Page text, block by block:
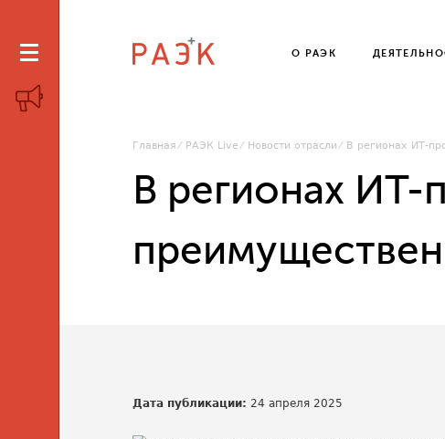
О РАЭК
Главная РАЭК Live Новости отрасли В регионах ИТ-
В регионах ИТ-
Дата публикации: 24 апреля 2025